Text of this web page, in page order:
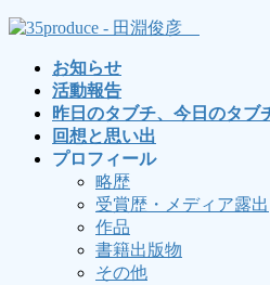
コ
ナ
お知らせ
活動報告
昨日のタブチ、今日のタブ
回想と思い出
プロフィール
略歴
受賞歴・メディア露出
作品
書籍出版物
その他